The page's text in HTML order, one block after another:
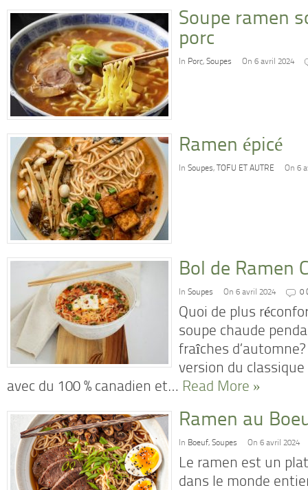
Soupe ramen
porc
In Porc, Soupes On 6 avril 2024
Ramen épicé
In Soupes, TOFU ET AUTRE On 6
Bol de Ramen
In Soupes On 6 avril 2024 0
Quoi de plus
soupe chaude
fraîches
version du
avec du 100 % canadien et… Read More »
Ramen au
In Boeuf, Soupes On 6 avril 2024
Le ramen est un
dans le monde